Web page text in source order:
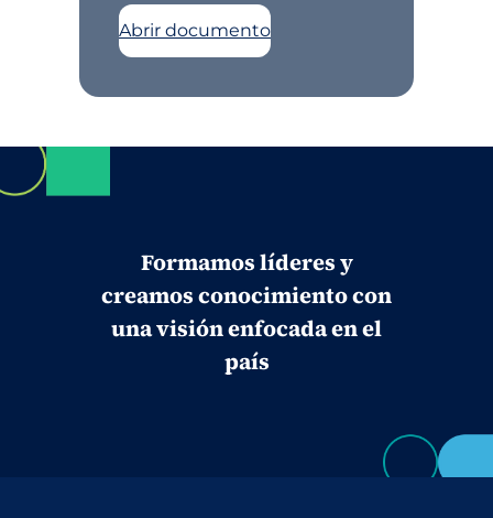
Abrir documento
Formamos líderes y
creamos conocimiento con
una visión enfocada en el
país